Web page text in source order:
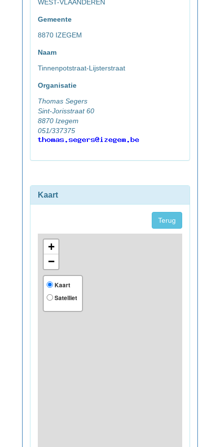
WEST-VLAANDEREN
Gemeente
8870 IZEGEM
Naam
Tinnenpotstraat-Lijsterstraat
Organisatie
Thomas Segers
Sint-Jorisstraat 60
8870 Izegem
051/337375
Kaart
Terug
+
−
Kaart
Satelliet